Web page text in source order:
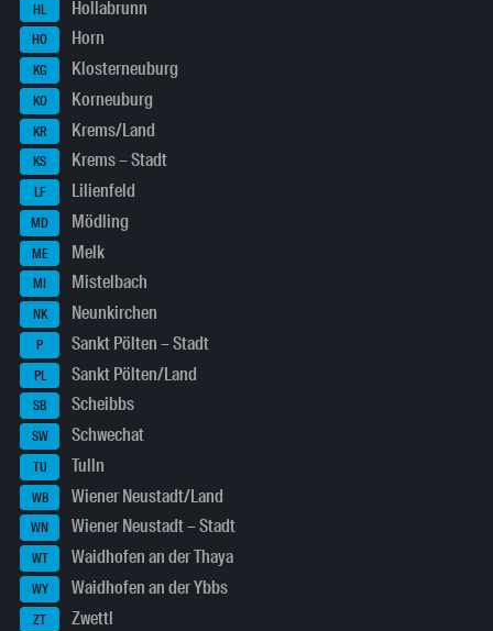
HL Hollabrunn
HO Horn
KG Klosterneuburg
KO Korneuburg
KR Krems/Land
KS Krems – Stadt
LF Lilienfeld
MD Mödling
ME Melk
MI Mistelbach
NK Neunkirchen
P Sankt Pölten – Stadt
PL Sankt Pölten/Land
SB Scheibbs
SW Schwechat
TU Tulln
WB Wiener Neustadt/Land
WN Wiener Neustadt – Stadt
WT Waidhofen an der Thaya
WY Waidhofen an der Ybbs
ZT Zwettl